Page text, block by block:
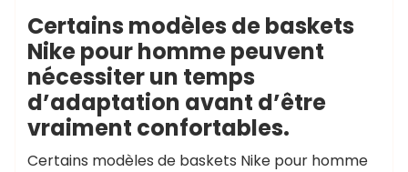
Certains modèles de baskets
Nike pour homme peuvent
nécessiter un temps
d’adaptation avant d’être
vraiment confortables.
Certains modèles de baskets Nike pour homme